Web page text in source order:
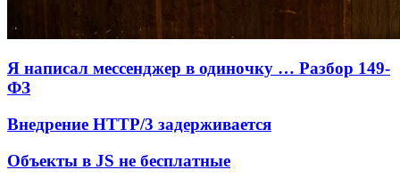
Я написал мессенджер в одиночку … Разбор 149-
ФЗ
Внедрение HTTP/3 задерживается
Объекты в JS не бесплатные